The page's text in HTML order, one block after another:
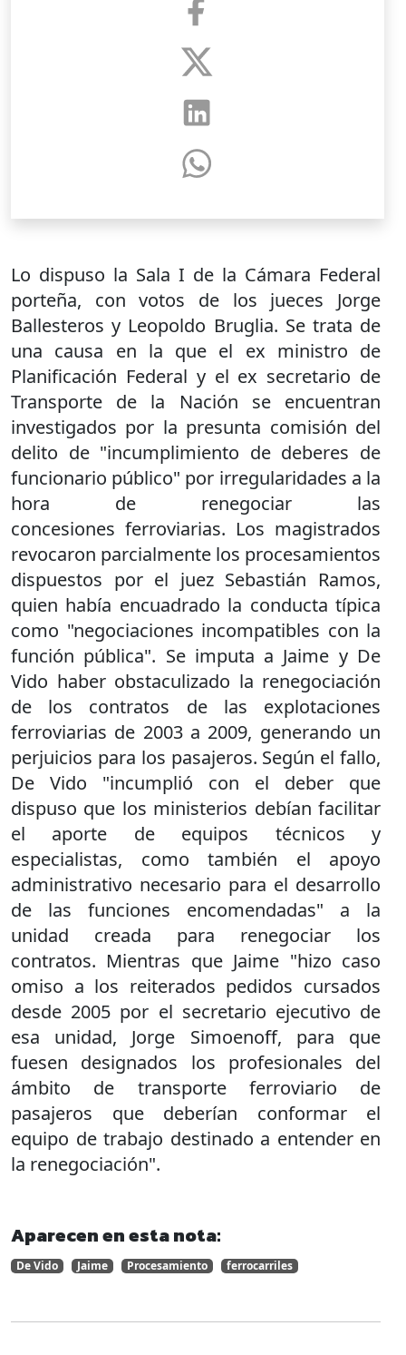
Lo dispuso la Sala I de la Cámara Federal
porteña, con votos de los jueces Jorge
Ballesteros y Leopoldo Bruglia. Se trata de
una causa en la que el ex ministro de
Planificación Federal y el ex secretario de
Transporte de la Nación se encuentran
investigados por la presunta comisión del
delito de "incumplimiento de deberes de
funcionario público" por irregularidades a la
hora de renegociar las
concesiones ferroviarias. Los magistrados
revocaron parcialmente los procesamientos
dispuestos por el juez Sebastián Ramos,
quien había encuadrado la conducta típica
como "negociaciones incompatibles con la
función pública". Se imputa a Jaime y De
Vido haber obstaculizado la renegociación
de los contratos de las explotaciones
ferroviarias de 2003 a 2009, generando un
perjuicios para los pasajeros. Según el fallo,
De Vido "incumplió con el deber que
dispuso que los ministerios debían facilitar
el aporte de equipos técnicos y
especialistas, como también el apoyo
administrativo necesario para el desarrollo
de las funciones encomendadas" a la
unidad creada para renegociar los
contratos. Mientras que Jaime "hizo caso
omiso a los reiterados pedidos cursados
desde 2005 por el secretario ejecutivo de
esa unidad, Jorge Simoenoff, para que
fuesen designados los profesionales del
ámbito de transporte ferroviario de
pasajeros que deberían conformar el
equipo de trabajo destinado a entender en
la renegociación".
Aparecen en esta nota:
De Vido Jaime Procesamiento ferrocarriles